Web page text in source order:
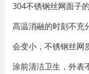
304不锈钢丝网面子
高温消融的时刻不充
会变小，不锈钢丝网
涂前清洁卫生，外表